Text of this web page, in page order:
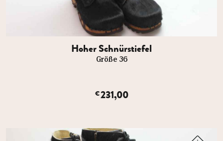
Hoher Schnürstiefel
Größe 36
€231,00